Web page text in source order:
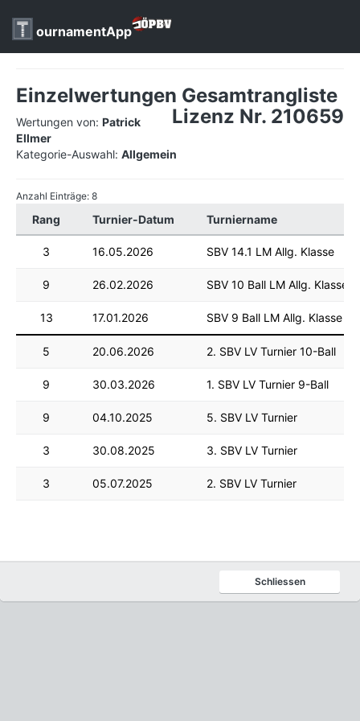
ournamentApp
Einzelwertungen Gesamtrangliste
Lizenz Nr. 210659
Wertungen von: Patrick
Ellmer
Kategorie-Auswahl: Allgemein
Anzahl Einträge: 8
Rang Turnier-Datum Turniername
3 16.05.2026 SBV 14.1 LM Allg. Klasse
9 26.02.2026 SBV 10 Ball LM Allg. Klasse
13 17.01.2026 SBV 9 Ball LM Allg. Klasse
5 20.06.2026 2. SBV LV Turnier 10-Ball
9 30.03.2026 1. SBV LV Turnier 9-Ball
9 04.10.2025 5. SBV LV Turnier
3 30.08.2025 3. SBV LV Turnier
3 05.07.2025 2. SBV LV Turnier
Schliessen